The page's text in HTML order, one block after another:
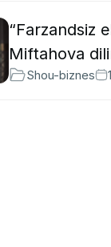
“Farzandsiz
Miftahova
Shou-biznes